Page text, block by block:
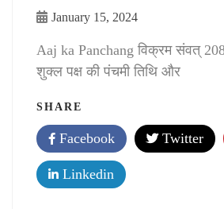
January 15, 2024
Aaj ka Panchang विक्रम संवत्
शुक्ल पक्ष की पंचमी तिथि और
SHARE
Facebook Twitter
Linkedin